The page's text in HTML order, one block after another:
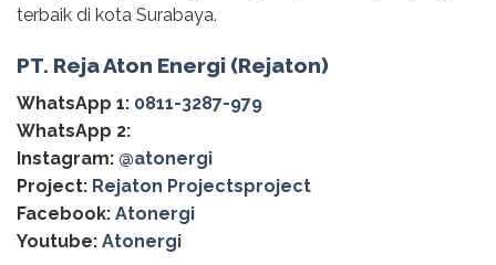
terbaik di kota Surabaya.
PT. Reja Aton Energi (Rejaton)
WhatsApp 1: 0811-3287-979
WhatsApp 2:
Instagram: @‌atonergi
Project: Rejaton Projectsproject
Facebook: Atonergi
Youtube: Atonergi